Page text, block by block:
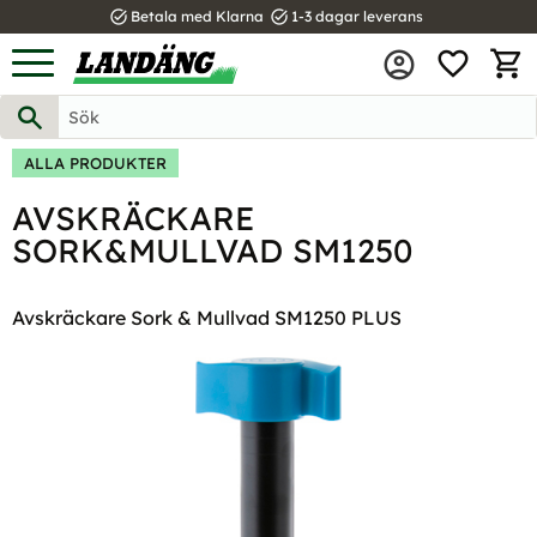
Meny
task_alt Betala med Klarna task_alt 1-3 dagar leverans
ALLA PRODUKTER
AVSKRÄCKARE
SORK&MULLVAD SM1250
Avskräckare Sork & Mullvad SM1250 PLUS